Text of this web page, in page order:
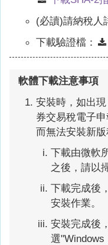
(必讀)請納稅人
下載驗證檔：
軟體下載注意事項
安裝時，如出
券交易稅電子
而無法安裝新版
下載由微軟
之後，請以
下載完成後
安裝作業。
安裝完成後
選"Windows